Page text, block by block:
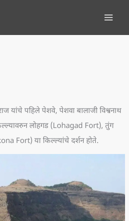
यांचे पहिले पेशवे, पेशवा बालाजी विश्वनाथ
लोहगड (Lohagad Fort), तुंग
Fort) या किल्ल्यांचे दर्शन होते.